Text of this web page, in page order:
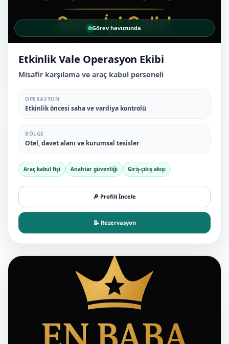
Görev havuzunda
Etkinlik Vale Operasyon Ekibi
Misafir karşılama ve araç kabul personeli
OPERASYON
Etkinlik öncesi saha ve vardiya kontrolü
BÖLGE
Otel, davet alanı ve kurumsal tesisler
Araç kabul fişi Anahtar güvenliği Giriş-çıkış akışı
🔎 Profili İncele
📝 Rezervasyon